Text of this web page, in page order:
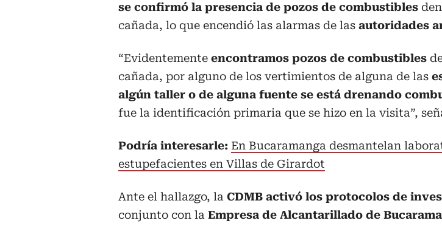
se confirmó la presencia de pozos de combustibles
cañada, lo que encendió las alarmas de las autoridades
“Evidentemente encontramos pozos de combustibles
cañada, por alguno de los vertimientos de alguna de las
algún taller o de alguna fuente se está drenando
fue la identificación primaria que se hizo en la visita”,
Podría interesarle: En Bucaramanga desmantelan
estupefacientes en Villas de Girardot
Ante el hallazgo, la CDMB activó los protocolos de
conjunto con la Empresa de Alcantarillado de